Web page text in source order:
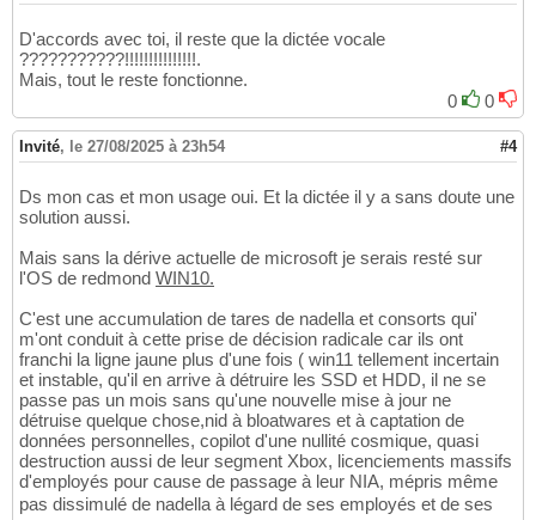
D'accords avec toi, il reste que la dictée vocale
???????????!!!!!!!!!!!!!!!.
Mais, tout le reste fonctionne.
0
0
Invité, le 27/08/2025 à 23h54 #4
Ds mon cas et mon usage oui. Et la dictée il y a sans doute une
solution aussi.
Mais sans la dérive actuelle de microsoft je serais resté sur
l'OS de redmond WIN10.
C'est une accumulation de tares de nadella et consorts qui'
m'ont conduit à cette prise de décision radicale car ils ont
franchi la ligne jaune plus d'une fois ( win11 tellement incertain
et instable, qu'il en arrive à détruire les SSD et HDD, il ne se
passe pas un mois sans qu'une nouvelle mise à jour ne
détruise quelque chose,nid à bloatwares et à captation de
données personnelles, copilot d'une nullité cosmique, quasi
destruction aussi de leur segment Xbox, licenciements massifs
d'employés pour cause de passage à leur NIA, mépris même
pas dissimulé de nadella à légard de ses employés et de ses